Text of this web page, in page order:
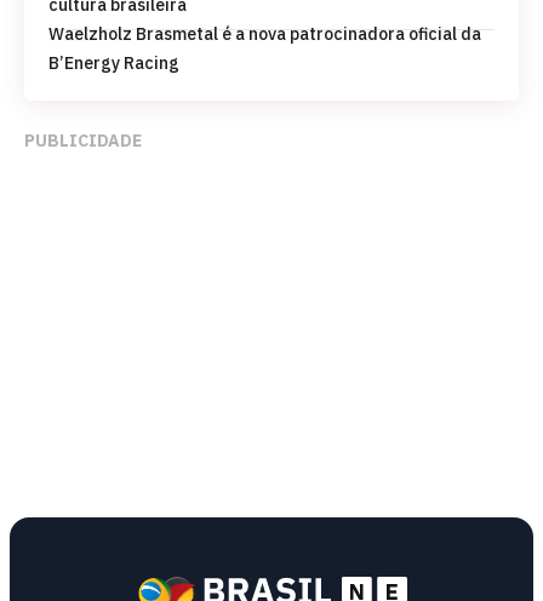
cultura brasileira
Waelzholz Brasmetal é a nova patrocinadora oficial da
B’Energy Racing
PUBLICIDADE